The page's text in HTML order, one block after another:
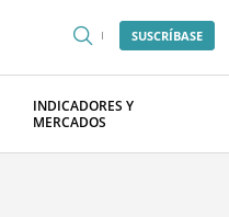
SUSCRÍBASE
INDICADORES Y
MERCADOS